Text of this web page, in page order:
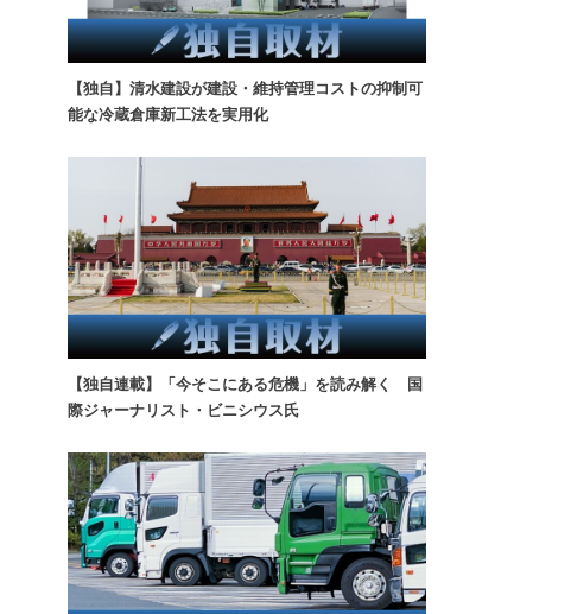
【独自】清水建設が建設・維持管理コストの抑制可
能な冷蔵倉庫新工法を実用化
【独自連載】「今そこにある危機」を読み解く 国
際ジャーナリスト・ビニシウス氏